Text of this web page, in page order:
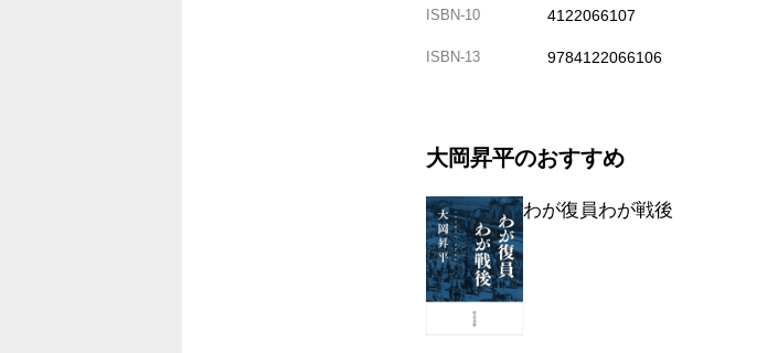
ISBN-10 4122066107
ISBN-13 9784122066106
大岡昇平のおすすめ
わが復員わが戦後